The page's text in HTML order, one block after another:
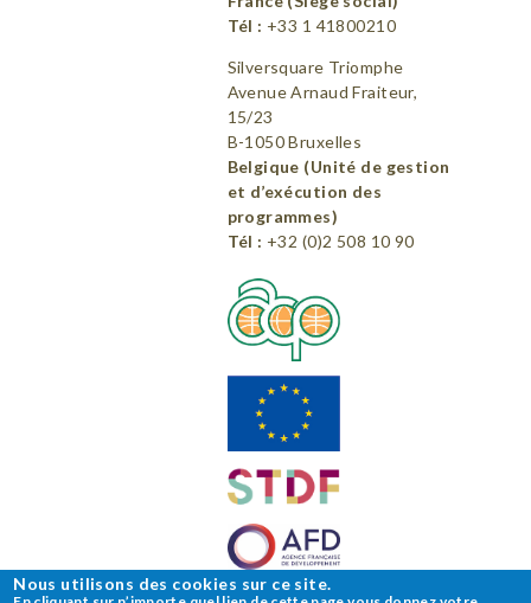
Tél : +33 1 41800210
Silversquare Triomphe
Avenue Arnaud Fraiteur,
15/23
B-1050 Bruxelles
Belgique (Unité de gestion
et d’exécution des
programmes)
Tél : +32 (0)2 508 10 90
Nous utilisons des cookies sur ce site.